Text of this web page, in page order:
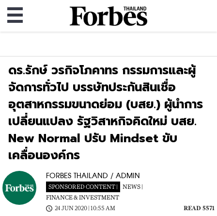
ดร.รักษ์ วรกิจโภคาทร กรรมการและผู้
จัดการทั่วไป บรรษัทประกันสินเชื่อ
อุตสาหกรรมขนาดย่อม (บสย.) ผู้นำการ
เปลี่ยนแปลง รัฐวิสาหกิจคิดใหม่ บสย.
New Normal ปรับ Mindset ขับ
เคลื่อนองค์กร
FORBES THAILAND / ADMIN
SPONSORED CONTENT |
NEWS |
FINANCE & INVESTMENT
24 JUN 2020 | 10:55 AM
READ 5571